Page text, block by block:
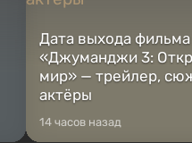
Дата выхода фильма
«Джуманджи 3:
мир» — трейлер,
актёры
14 часов назад